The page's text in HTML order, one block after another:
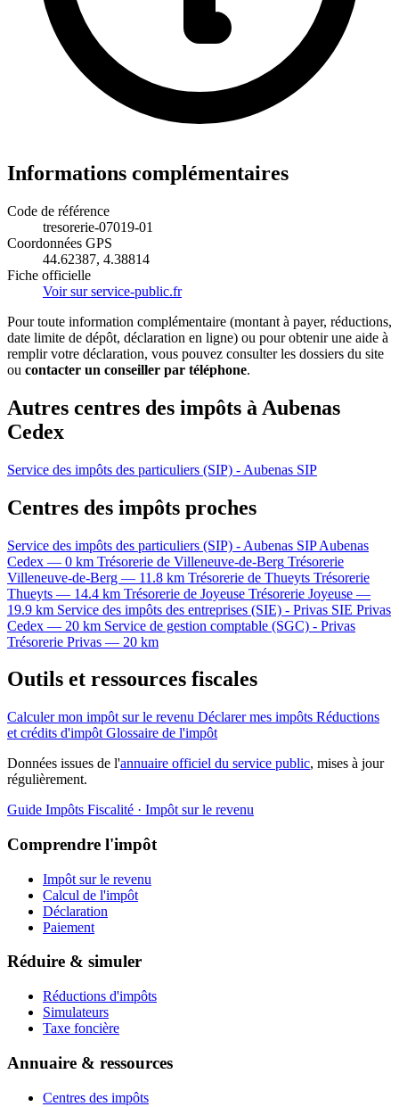
Informations complémentaires
Code de référence
tresorerie-07019-01
Coordonnées GPS
44.62387, 4.38814
Fiche officielle
Voir sur service-public.fr
Pour toute information complémentaire (montant à payer, réductions,
date limite de dépôt, déclaration en ligne) ou pour obtenir une aide à
remplir votre déclaration, vous pouvez consulter les dossiers du site
ou contacter un conseiller par téléphone.
Autres centres des impôts à Aubenas
Cedex
Service des impôts des particuliers (SIP) - Aubenas SIP
Centres des impôts proches
Service des impôts des particuliers (SIP) - Aubenas SIP Aubenas
Cedex — 0 km Trésorerie de Villeneuve-de-Berg Trésorerie
Villeneuve-de-Berg — 11.8 km Trésorerie de Thueyts Trésorerie
Thueyts — 14.4 km Trésorerie de Joyeuse Trésorerie Joyeuse —
19.9 km Service des impôts des entreprises (SIE) - Privas SIE Privas
Cedex — 20 km Service de gestion comptable (SGC) - Privas
Trésorerie Privas — 20 km
Outils et ressources fiscales
Calculer mon impôt sur le revenu Déclarer mes impôts Réductions
et crédits d'impôt Glossaire de l'impôt
Données issues de l'annuaire officiel du service public, mises à jour
régulièrement.
Guide Impôts Fiscalité · Impôt sur le revenu
Comprendre l'impôt
Impôt sur le revenu
Calcul de l'impôt
Déclaration
Paiement
Réduire & simuler
Réductions d'impôts
Simulateurs
Taxe foncière
Annuaire & ressources
Centres des impôts